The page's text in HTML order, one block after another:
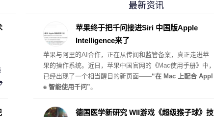
最新资讯
苹果终于把千问接进Siri 中国版Apple
Intelligence来了
苹果与阿里的AI合作，正在从传闻和监管备案，真正走进苹
果的操作系统。近日，苹果中国官网的《Mac使用手册》中，
已经出现了一个相当醒目的新页面——“在 Mac 上配合 Appl
e 智能使用千问”。
德国医学新研究 WII游戏《超级猴子球》技